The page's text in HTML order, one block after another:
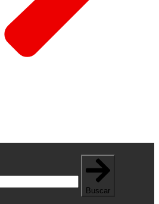
Buscar